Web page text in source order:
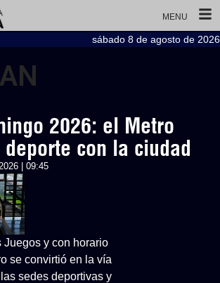
MENU
sábado 8 de agosto de 2026
2026: el Metro
con la ciudad
| 09:45
Juegos y con horario
se convirtió en la vía
sedes deportivas y